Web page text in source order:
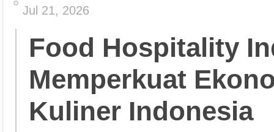
Jul 21, 2026
Food Hospitality
Memperkuat
Kuliner Indonesia